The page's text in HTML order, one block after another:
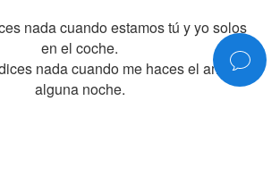
nada cuando estamos tú y yo solos
en el coche.
nada cuando me haces el amor
alguna noche.